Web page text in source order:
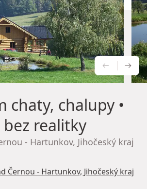
chaty, chalupy•
realitky
- Hartunkov, Jihočeský kraj
Černou - Hartunkov, Jihočeský kraj